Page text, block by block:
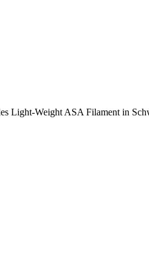
Light-Weight ASA Filament in